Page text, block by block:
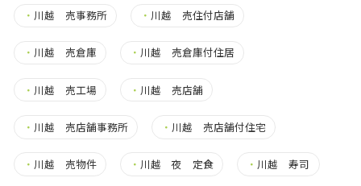
・ 川越 売事務所 ・ 川越 売住付店舗
・ 川越 売倉庫 ・ 川越 売倉庫付住居
・ 川越 売工場 ・ 川越 売店舗
・ 川越 売店舗事務所 ・ 川越 売店舗付住宅
・ 川越 売物件 ・ 川越 夜 定食 ・ 川越 寿司